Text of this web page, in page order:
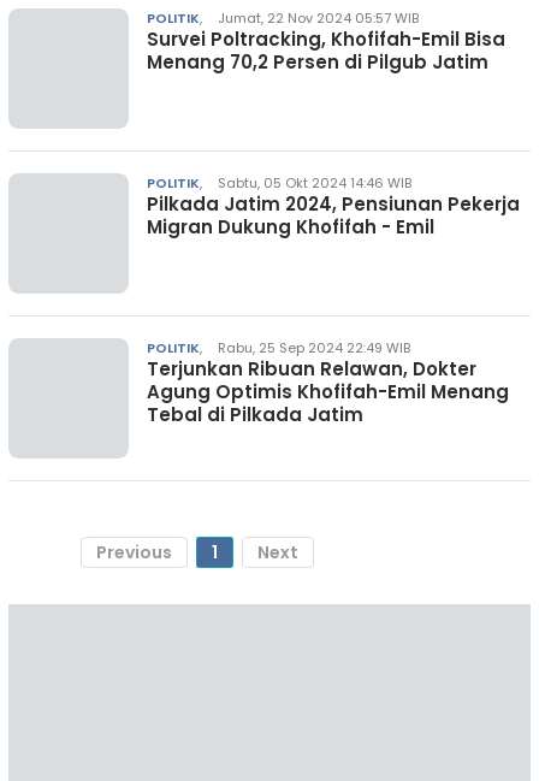
POLITIK, Jumat, 22 Nov 2024 05:57 WIB
Survei Poltracking, Khofifah-Emil Bisa
Menang 70,2 Persen di Pilgub Jatim
POLITIK, Sabtu, 05 Okt 2024 14:46 WIB
Pilkada Jatim 2024, Pensiunan Pekerja
Migran Dukung Khofifah - Emil
POLITIK, Rabu, 25 Sep 2024 22:49 WIB
Terjunkan Ribuan Relawan, Dokter
Agung Optimis Khofifah-Emil Menang
Tebal di Pilkada Jatim
Previous 1 Next